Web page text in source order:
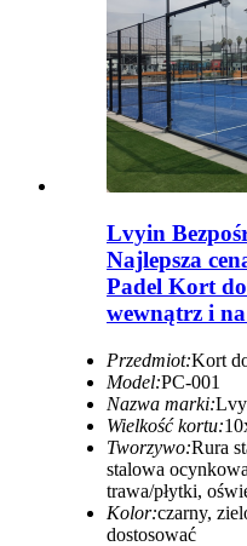
Lvyin
Najlepsza
Padel Kort
wewnątrz i
Przedmiot:Kort
Model:PC-001
Nazwa marki:
Wielkość kortu:
Tworzywo:Rura
stalowa
trawa/płytki,
Kolor:czarny,
dostosować